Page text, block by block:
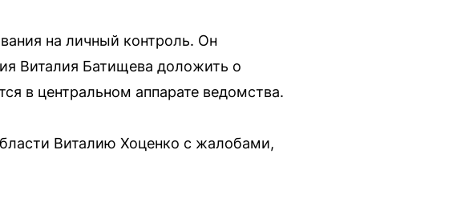
на личный контроль. Он
Виталия Батищева доложить о
в центральном аппарате ведомства.
Виталию Хоценко с жалобами,